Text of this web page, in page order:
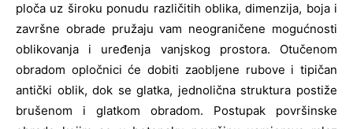
ploča uz široku ponudu različitih oblika, dimenzija, boja i
završne obrade pružaju vam neograničene mogućnosti
oblikovanja i uređenja vanjskog prostora. Otučenom
obradom opločnici će dobiti zaobljene rubove i tipičan
antički oblik, dok se glatka, jednolična struktura postiže
brušenom i glatkom obradom. Postupak površinske